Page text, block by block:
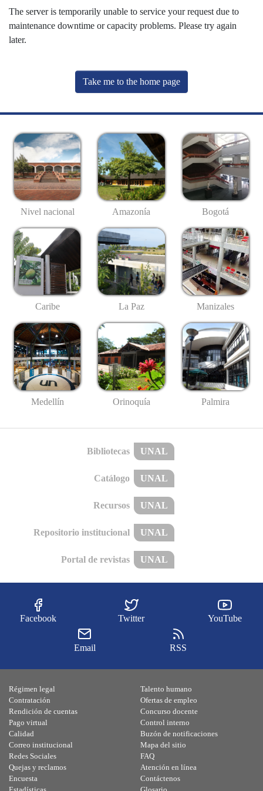
The server is temporarily unable to service your request due to
maintenance downtime or capacity problems. Please try again
later.
Take me to the home page
Nivel nacional Amazonía Bogotá
Caribe La Paz Manizales
Medellín Orinoquía Palmira
Bibliotecas UNAL
Catálogo UNAL
Recursos UNAL
Repositorio institucional UNAL
Portal de revistas UNAL
Facebook Twitter YouTube
Email RSS
Régimen legal
Contratación
Rendición de cuentas
Pago virtual
Calidad
Talento humano
Ofertas de empleo
Concurso docente
Control interno
Buzón de notificaciones
Correo institucional
Redes Sociales
Quejas y reclamos
Encuesta
Mapa del sitio
FAQ
Atención en línea
Contáctenos